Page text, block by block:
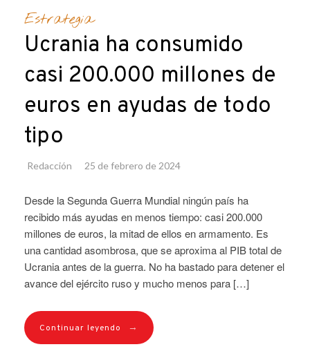
Estrategia
Ucrania ha consumido
casi 200.000 millones de
euros en ayudas de todo
tipo
Redacción 25 de febrero de 2024
Desde la Segunda Guerra Mundial ningún país ha
recibido más ayudas en menos tiempo: casi 200.000
millones de euros, la mitad de ellos en armamento. Es
una cantidad asombrosa, que se aproxima al PIB total de
Ucrania antes de la guerra. No ha bastado para detener el
avance del ejército ruso y mucho menos para […]
Continuar leyendo →